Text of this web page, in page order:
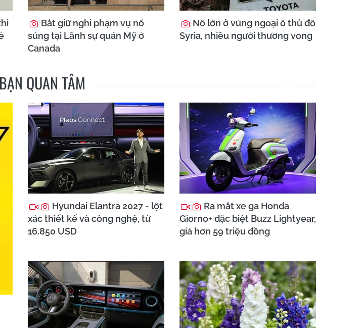
Bắt giữ nghi phạm vụ nổ
súng tại Lãnh sự quán Mỹ ở
Canada
Nổ lớn ở vùng ngoại ô thủ đô
Syria, nhiều người thương vong
QUAN TÂM
Hyundai Elantra 2027 - lột
xác thiết kế và công nghệ, từ
16.850 USD
Ra mắt xe ga Honda
Giorno+ đặc biệt Buzz Lightyear,
giá hơn 59 triệu đồng